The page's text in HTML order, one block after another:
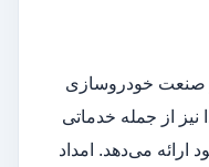
صنعت خودروسازی
از جمله خدماتی
می‌دهد. امداد